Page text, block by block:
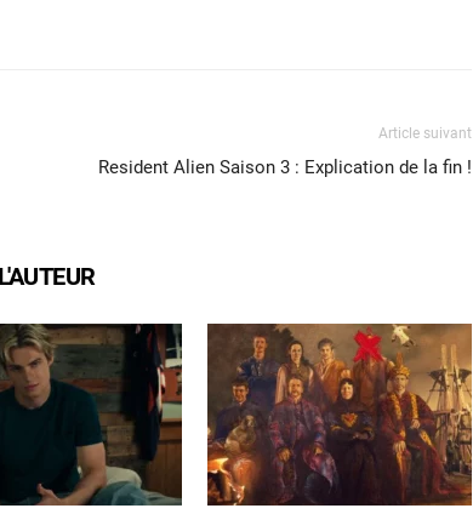
Article suivant
Resident Alien Saison 3 : Explication de la fin !